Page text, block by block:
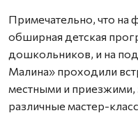
Примечательно, что на
обширная детская
дошкольников, и на
Малина» проходили
местными и
различные мастер-